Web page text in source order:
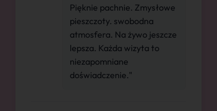
Pięknie pachnie. Zmysłowe
pieszczoty. swobodna
atmosfera. Na żywo jeszcze
lepsza. Każda wizyta to
niezapomniane
doświadczenie."